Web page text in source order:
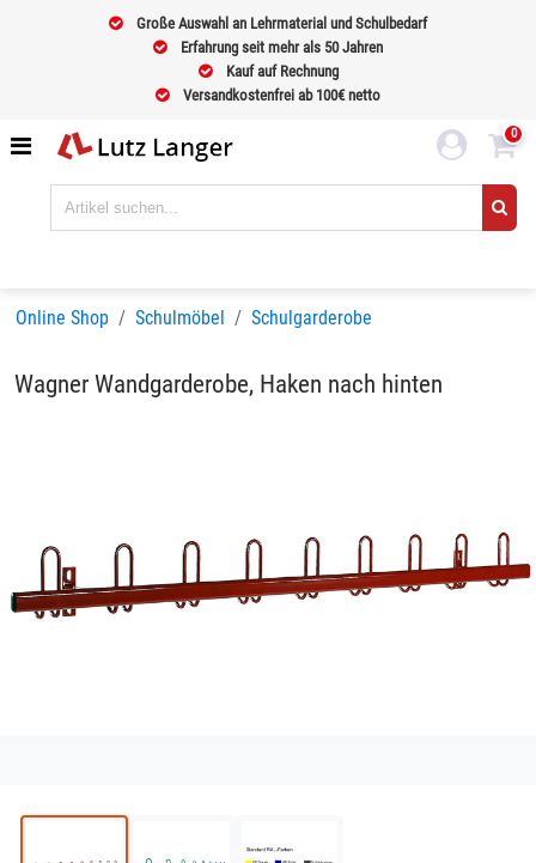
Große Auswahl an Lehrmaterial und Schulbedarf
Erfahrung seit mehr als 50 Jahren
Kauf auf Rechnung
Versandkostenfrei ab 100€ netto
0
Online Shop Schulmöbel Schulgarderobe
Wagner Wandgarderobe, Haken nach hinten